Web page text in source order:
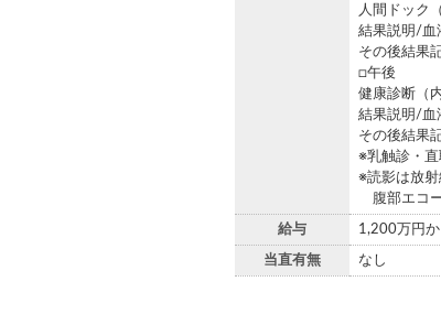
人間ドック
結果説明/血
その後結果
□午後
健康診断（
結果説明/血
その後結果
※乳触診・
※読影は放
腹部エコ
給与 1,200万円
当直有無 なし